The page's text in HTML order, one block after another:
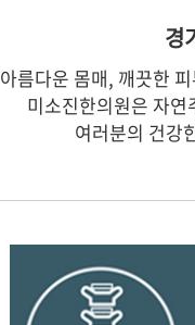
경
아름다운 몸매, 깨끗한
미소진한의원은 자
여러분의 건강